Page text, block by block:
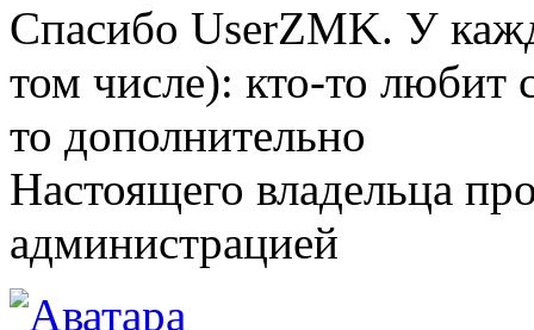
Спасибо UserZMK. У
том числе): кто-то любит
то дополнительно
Настоящего владельца
администрацией